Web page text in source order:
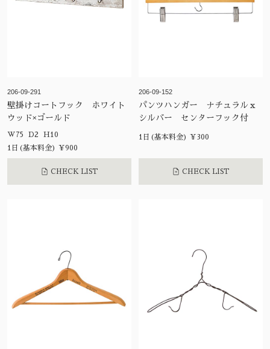
206-09-291
壁掛けコートフック ホワイト
ウッド×ゴールド
W75 D2 H10
1日(基本料金) ¥900
CHECK LIST
206-09-152
パンツハンガー ナチュラルｘ
シルバー センターフック付
1日(基本料金) ¥300
CHECK LIST